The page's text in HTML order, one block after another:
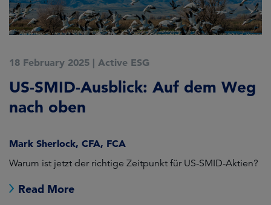
18 February 2025 | Active ESG
US-SMID-Ausblick: Auf dem Weg
nach oben
Mark Sherlock, CFA, FCA
Warum ist jetzt der richtige Zeitpunkt für US-SMID-Aktien?
Read More